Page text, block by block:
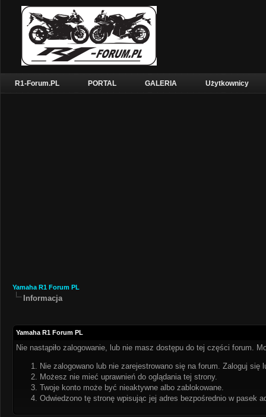
R1-Forum.PL PORTAL GALERIA Użytkownicy
Yamaha R1 Forum PL
Informacja
Yamaha R1 Forum PL
Nie nastąpiło zalogowanie, lub nie masz dostępu do tej części forum.
Nie zalogowano lub nie zarejestrowano się na forum. Zaloguj się
Możesz nie mieć uprawnień do oglądania tej strony.
Twoje konto może być nieaktywne albo zablokowane.
Odwiedzono tę stronę wpisując jej adres bezpośrednio w pasek